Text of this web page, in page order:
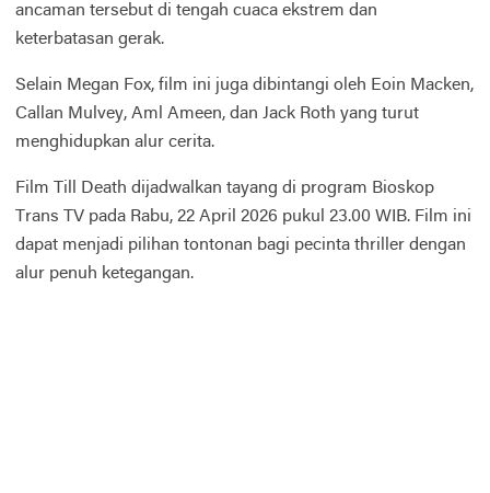
ancaman tersebut di tengah cuaca ekstrem dan
keterbatasan gerak.
Selain Megan Fox, film ini juga dibintangi oleh Eoin Macken,
Callan Mulvey, Aml Ameen, dan Jack Roth yang turut
menghidupkan alur cerita.
Film Till Death dijadwalkan tayang di program Bioskop
Trans TV pada Rabu, 22 April 2026 pukul 23.00 WIB. Film ini
dapat menjadi pilihan tontonan bagi pecinta thriller dengan
alur penuh ketegangan.